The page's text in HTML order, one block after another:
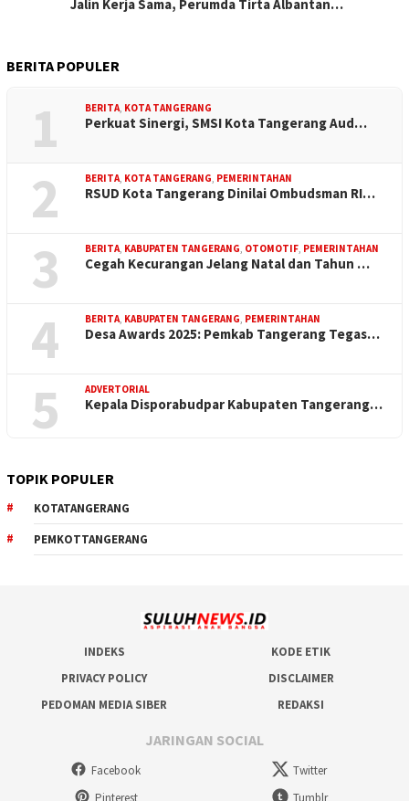
Jalin Kerja Sama, Perumda Tirta Albantan…
BERITA POPULER
1 BERITA, KOTA TANGERANG
Perkuat Sinergi, SMSI Kota Tangerang Aud…
2 BERITA, KOTA TANGERANG, PEMERINTAHAN
RSUD Kota Tangerang Dinilai Ombudsman RI…
3 BERITA, KABUPATEN TANGERANG, OTOMOTIF, PEMERINTAHAN
Cegah Kecurangan Jelang Natal dan Tahun …
4 BERITA, KABUPATEN TANGERANG, PEMERINTAHAN
Desa Awards 2025: Pemkab Tangerang Tegas…
5 ADVERTORIAL
Kepala Disporabudpar Kabupaten Tangerang…
TOPIK POPULER
KOTATANGERANG
PEMKOTTANGERANG
INDEKS
KODE ETIK
PRIVACY POLICY
DISCLAIMER
PEDOMAN MEDIA SIBER
REDAKSI
JARINGAN SOCIAL
Facebook
Twitter
Pinterest
Tumblr